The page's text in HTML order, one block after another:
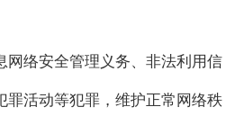
网络安全管理义务、非法利用信
罪活动等犯罪，维护正常网络秩